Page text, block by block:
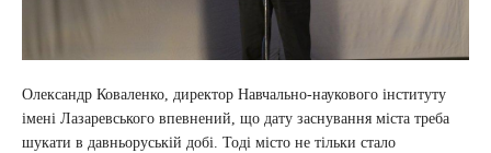
Олександр Коваленко, директор Навчально-наукового інституту
імені Лазаревського впевнений, що дату заснування міста треба
шукати в давньоруській добі. Тоді місто не тільки стало